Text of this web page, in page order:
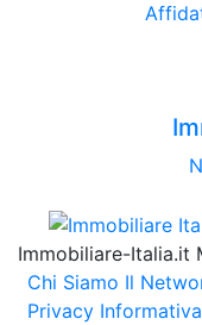
Immobiliare-Italia.it
Chi Siamo Il
Privacy